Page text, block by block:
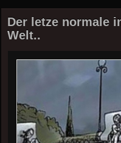
Der letze normale
Welt..